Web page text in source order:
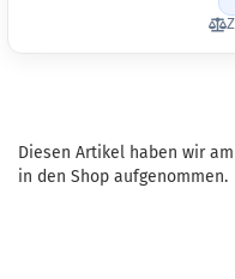
Diesen Artikel haben wir
in den Shop aufgenommen.